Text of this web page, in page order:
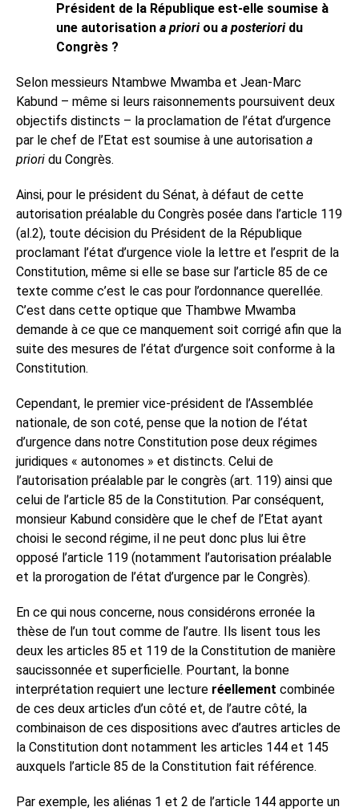
Président de la République est-elle soumise à
une autorisation a prioriou a posterioridu
Congrès ?
Selon messieurs Ntambwe Mwamba et Jean-Marc
Kabund – même si leurs raisonnements poursuivent deux
objectifs distincts – la proclamation de l’état d’urgence
par le chef de l’Etat est soumise à une autorisation a
priori du Congrès.
Ainsi, pour le président du Sénat, à défaut de cette
autorisation préalable du Congrès posée dans l’article 119
(al.2), toute décision du Président de la République
proclamant l’état d’urgence viole la lettre et l’esprit de la
Constitution, même si elle se base sur l’article 85 de ce
texte comme c’est le cas pour l’ordonnance querellée.
C’est dans cette optique que Thambwe Mwamba
demande à ce que ce manquement soit corrigé afin que la
suite des mesures de l’état d’urgence soit conforme à la
Constitution.
Cependant, le premier vice-président de l’Assemblée
nationale, de son coté, pense que la notion de l’état
d’urgence dans notre Constitution pose deux régimes
juridiques « autonomes » et distincts. Celui de
l’autorisation préalable par le congrès (art. 119) ainsi que
celui de l’article 85 de la Constitution. Par conséquent,
monsieur Kabund considère que le chef de l’Etat ayant
choisi le second régime, il ne peut donc plus lui être
opposé l’article 119 (notamment l’autorisation préalable
et la prorogation de l’état d’urgence par le Congrès).
En ce qui nous concerne, nous considérons erronée la
thèse de l’un tout comme de l’autre. Ils lisent tous les
deux les articles 85 et 119 de la Constitution de manière
saucissonnée et superficielle. Pourtant, la bonne
interprétation requiert une lecture réellement combinée
de ces deux articles d’un côté et, de l’autre côté, la
combinaison de ces dispositions avec d’autres articles de
la Constitution dont notamment les articles 144 et 145
auxquels l’article 85 de la Constitution fait référence.
Par exemple, les aliénas 1 et 2 de l’article 144 apporte un